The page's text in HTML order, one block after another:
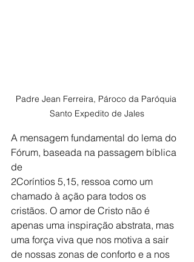
Padre Jean Ferreira, Pároco da Paróquia
Santo Expedito de Jales
A mensagem fundamental do lema do
Fórum, baseada na passagem bíblica
de
2Coríntios 5,15, ressoa como um
chamado à ação para todos os
cristãos. O amor de Cristo não é
apenas uma inspiração abstrata, mas
uma força viva que nos motiva a sair
de nossas zonas de conforto e a nos